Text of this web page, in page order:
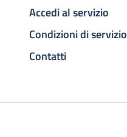
Accedi al servizio
Condizioni di servizio
Contatti